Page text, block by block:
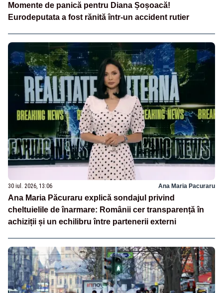
Momente de panică pentru Diana Șoșoacă!
Eurodeputata a fost rănită într-un accident rutier
30 iul. 2026, 13:06 Ana Maria Pacuraru
Ana Maria Păcuraru explică sondajul privind
cheltuielile de înarmare: Românii cer transparență în
achiziții și un echilibru între partenerii externi